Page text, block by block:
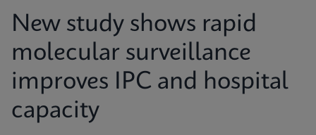
New study shows rapid
molecular surveillance
improves IPC and hospital
capacity